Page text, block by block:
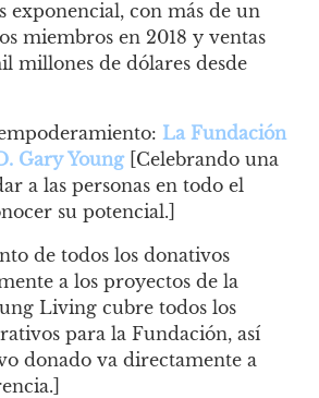
exponencial, con más de un
miembros en 2018 y ventas
millones de dólares desde
La Fundación
Gary Young [Celebrando una
a las personas en todo el
su potencial.]
de todos los donativos
a los proyectos de la
Living cubre todos los
para la Fundación, así
donado va directamente a